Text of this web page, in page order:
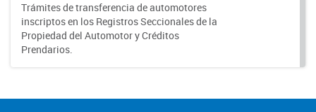
Trámites de transferencia de automotores
inscriptos en los Registros Seccionales de la
Propiedad del Automotor y Créditos
Prendarios.